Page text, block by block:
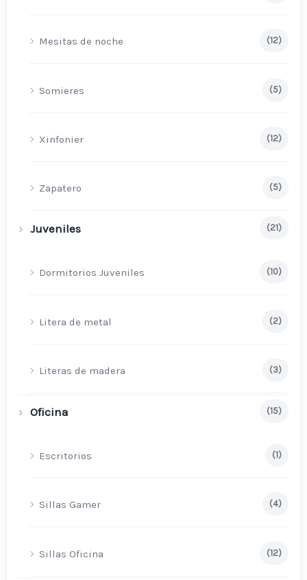
Mesitas de noche (12)
Somieres (5)
Xinfonier (12)
Zapatero (5)
Juveniles (21)
Dormitorios Juveniles (10)
Litera de metal (2)
Literas de madera (3)
Oficina (15)
Escritorios (1)
Sillas Gamer (4)
Sillas Oficina (12)